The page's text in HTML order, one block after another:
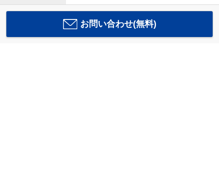
お問い合わせ(無料)